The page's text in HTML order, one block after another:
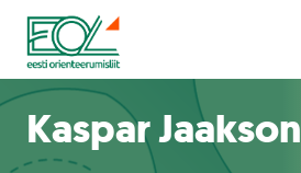
Liigu
sisu
juurde
Estonian Orienteering Federation
Uudised
Alustajale
Kaspar Jaakson